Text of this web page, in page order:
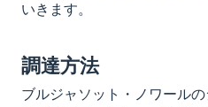
いきます。
調達方法
ブルジャソット・ノワール